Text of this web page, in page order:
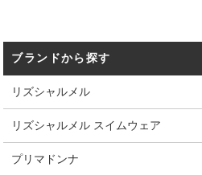
ブランドから探す
リズシャルメル
リズシャルメル スイムウェア
プリマドンナ